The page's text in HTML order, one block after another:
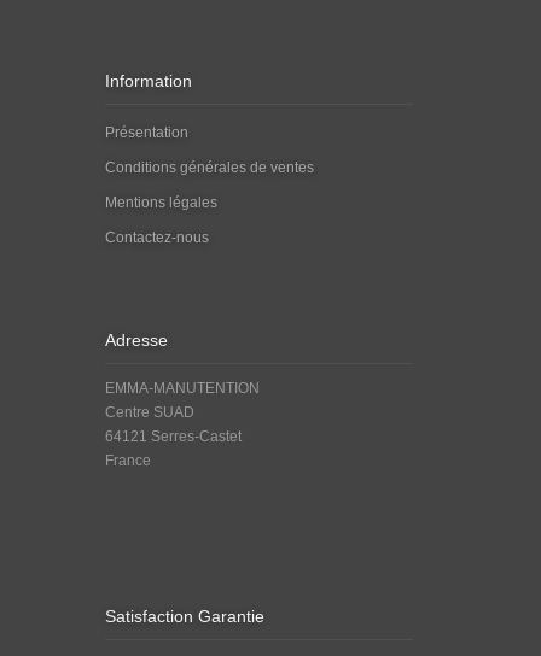
Information
Présentation
Conditions générales de ventes
Mentions légales
Contactez-nous
Adresse
EMMA-MANUTENTION
Centre SUAD
64121 Serres-Castet
France
Satisfaction Garantie